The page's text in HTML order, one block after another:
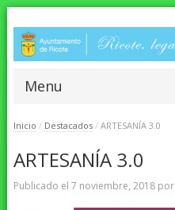
Menu
Inicio / Destacados / ARTESANÍA 3.0
ARTESANÍA 3.0
Publicado el 7 noviembre, 2018por